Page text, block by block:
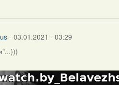
- 03.01.2021 - 03:29